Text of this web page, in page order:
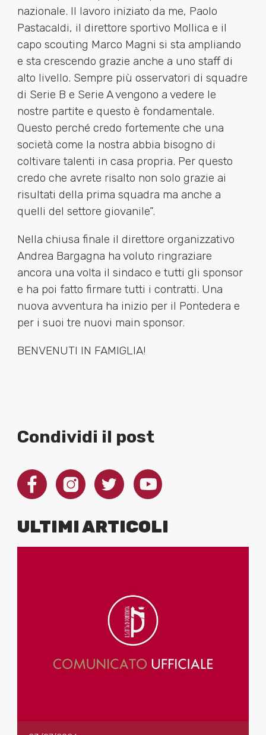
nazionale. Il lavoro iniziato da me, Paolo
Pastacaldi, il direttore sportivo Mollica e il
capo scouting Marco Magni si sta ampliando
e sta crescendo grazie anche a uno staff di
alto livello. Sempre più osservatori di squadre
di Serie B e Serie A vengono a vedere le
nostre partite e questo è fondamentale.
Questo perché credo fortemente che una
società come la nostra abbia bisogno di
coltivare talenti in casa propria. Per questo
credo che avrete risalto non solo grazie ai
risultati della prima squadra ma anche a
quelli del settore giovanile”.
Nella chiusa finale il direttore organizzativo
Andrea Bargagna ha voluto ringraziare
ancora una volta il sindaco e tutti gli sponsor
e ha poi fatto firmare tutti i contratti. Una
nuova avventura ha inizio per il Pontedera e
per i suoi tre nuovi main sponsor.
BENVENUTI IN FAMIGLIA!
Condividi il post
ULTIMI ARTICOLI